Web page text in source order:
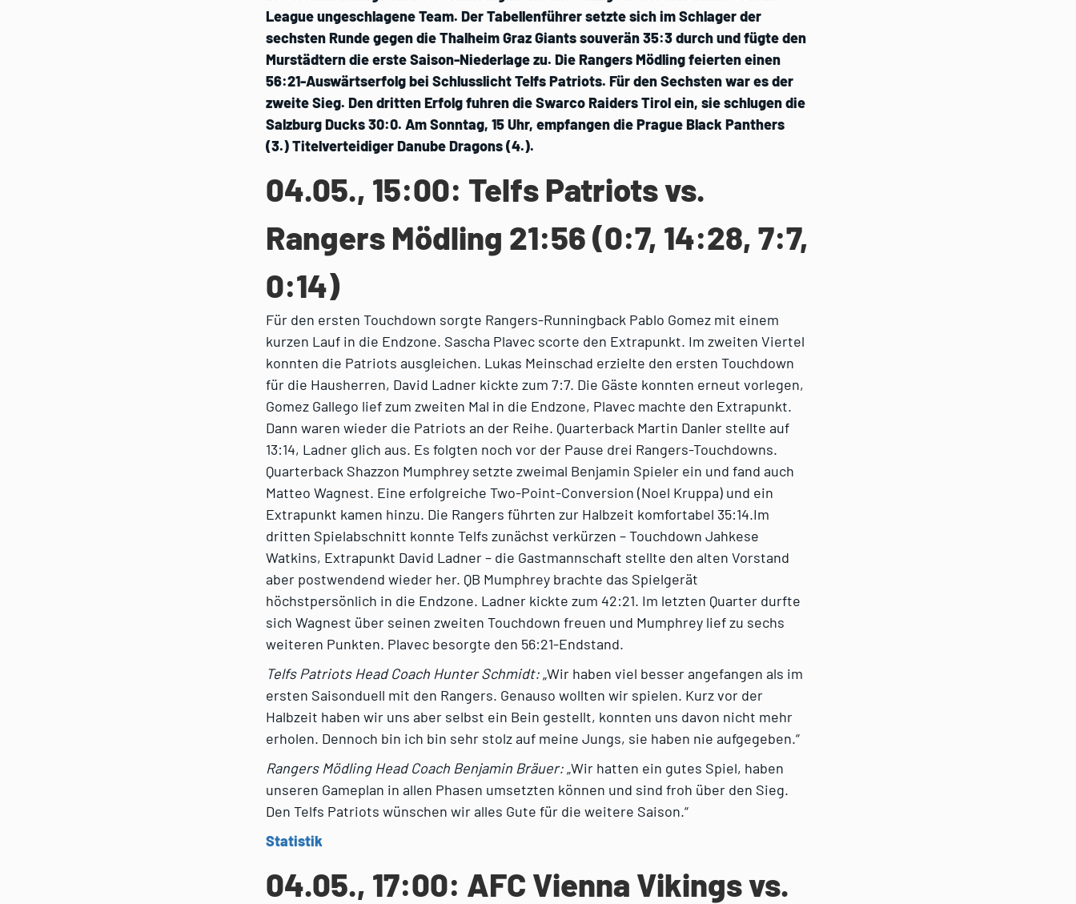
League ungeschlagene Team. Der Tabellenführer setzte sich im Schlager der
sechsten Runde gegen die Thalheim Graz Giants souverän 35:3 durch und fügte den
Murstädtern die erste Saison-Niederlage zu. Die Rangers Mödling feierten einen
56:21-Auswärtserfolg bei Schlusslicht Telfs Patriots. Für den Sechsten war es der
zweite Sieg. Den dritten Erfolg fuhren die Swarco Raiders Tirol ein, sie schlugen die
Salzburg Ducks 30:0. Am Sonntag, 15 Uhr, empfangen die Prague Black Panthers
(3.) Titelverteidiger Danube Dragons (4.).
04.05., 15:00: Telfs Patriots vs.
Rangers Mödling 21:56 (0:7, 14:28, 7:7,
0:14)
Für den ersten Touchdown sorgte Rangers-Runningback Pablo Gomez mit einem
kurzen Lauf in die Endzone. Sascha Plavec scorte den Extrapunkt. Im zweiten Viertel
konnten die Patriots ausgleichen. Lukas Meinschad erzielte den ersten Touchdown
für die Hausherren, David Ladner kickte zum 7:7. Die Gäste konnten erneut vorlegen,
Gomez Gallego lief zum zweiten Mal in die Endzone, Plavec machte den Extrapunkt.
Dann waren wieder die Patriots an der Reihe. Quarterback Martin Danler stellte auf
13:14, Ladner glich aus. Es folgten noch vor der Pause drei Rangers-Touchdowns.
Quarterback Shazzon Mumphrey setzte zweimal Benjamin Spieler ein und fand auch
Matteo Wagnest. Eine erfolgreiche Two-Point-Conversion (Noel Kruppa) und ein
Extrapunkt kamen hinzu. Die Rangers führten zur Halbzeit komfortabel 35:14.Im
dritten Spielabschnitt konnte Telfs zunächst verkürzen – Touchdown Jahkese
Watkins, Extrapunkt David Ladner – die Gastmannschaft stellte den alten Vorstand
aber postwendend wieder her. QB Mumphrey brachte das Spielgerät
höchstpersönlich in die Endzone. Ladner kickte zum 42:21. Im letzten Quarter durfte
sich Wagnest über seinen zweiten Touchdown freuen und Mumphrey lief zu sechs
weiteren Punkten. Plavec besorgte den 56:21-Endstand.
Telfs Patriots Head Coach Hunter Schmidt: „Wir haben viel besser angefangen als im
ersten Saisonduell mit den Rangers. Genauso wollten wir spielen. Kurz vor der
Halbzeit haben wir uns aber selbst ein Bein gestellt, konnten uns davon nicht mehr
erholen. Dennoch bin ich bin sehr stolz auf meine Jungs, sie haben nie aufgegeben.“
Rangers Mödling Head Coach Benjamin Bräuer: „Wir hatten ein gutes Spiel, haben
unseren Gameplan in allen Phasen umsetzten können und sind froh über den Sieg.
Den Telfs Patriots wünschen wir alles Gute für die weitere Saison.“
Statistik
04.05., 17:00: AFC Vienna Vikings vs.